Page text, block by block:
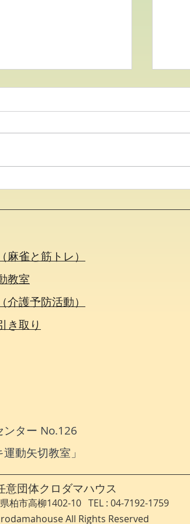
麻雀と筋トレ）
教室
介護予防活動）
き取り
ンター No.126
動矢切教室」
意団体クロダマハウス
柏市高柳1402-10 TEL :​ 04-7192-1759
All Rights Reserved